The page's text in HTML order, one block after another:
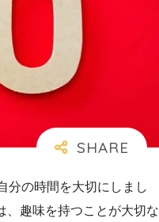
分の時間を大切にしまし
、趣味を持つことが大切な